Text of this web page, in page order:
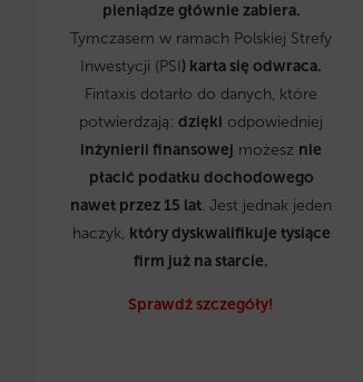
pieniądze głównie zabiera.
Tymczasem w ramach Polskiej Strefy
Inwestycji (PSI) karta się odwraca.
Fintaxis dotarło do danych, które
potwierdzają:dzięki odpowiedniej
inżynierii finansowej możesz nie
płacić podatku dochodowego
nawet przez 15 lat. Jest jednak jeden
haczyk, który dyskwalifikuje tysiące
firm już na starcie.
Sprawdź szczegóły!